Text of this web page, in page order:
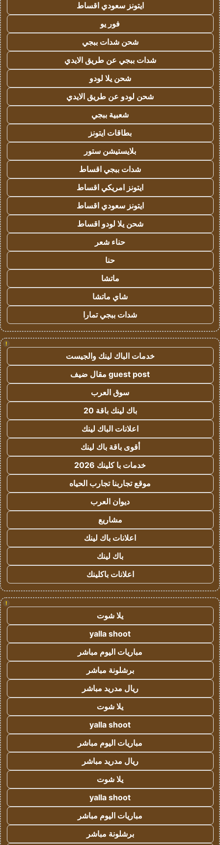
ايتونز سعودي اقساط
فور يو
شحن شدات ببجي
شدات ببجي عن طريق الايدي
شحن يلا لودو
شحن لودو عن طريق الايدي
شعبية ببجي
بطاقات ايتونز
بلايستيشن ستور
شدات ببجي اقساط
ايتونز امريكي اقساط
ايتونز سعودي اقساط
شحن يلا لودو اقساط
حناء شعر
حنا
ماتشا
شاي ماتشا
شدات ببجي تمارا
!
خدمات الباك لينك والجيست
guest post مقال ضيف
سوق العرب
باك لينك باقة 20
اعلانات الباك لينك
أقوى باقة باك لينك
خدمات با كلينك 2026
موقع تجاربنا تجارب الحياه
ديوان العرب
مشاريع
اعلانات باك لينك
باك لينك
اعلانات باكلينك
!
يلا شوت
yalla shoot
مباريات اليوم مباشر
برشلونة مباشر
ريال مدريد مباشر
يلا شوت
yalla shoot
مباريات اليوم مباشر
ريال مدريد مباشر
يلا شوت
yalla shoot
مباريات اليوم مباشر
برشلونة مباشر